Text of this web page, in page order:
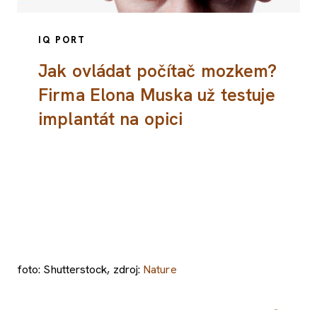
IQ PORT
Jak ovládat počítač mozkem?
Firma Elona Muska už testuje
implantát na opici
foto: Shutterstock, zdroj: Nature